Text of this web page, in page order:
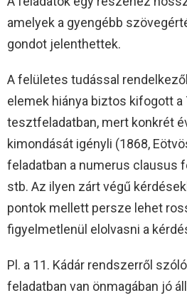
amelyek a gyengébb
gondot jelenthettek.
A felületes tudással
elemek hiánya biztos kifogott a
tesztfeladatban, mert konkrét
kimondását igényli (1868,
feladatban a numerus clausus
stb. Az ilyen zárt végű
pontok mellett persze lehet
figyelmetlenül elolvasni a
Pl. a 11. Kádár rendszerről
feladatban van önmagában jó